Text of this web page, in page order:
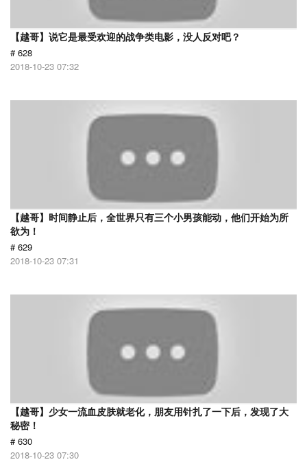
【越哥】说它是最受欢迎的战争类电影，没人反对吧？
# 628
2018-10-23 07:32
【越哥】时间静止后，全世界只有三个小男孩能动，他们开始为所
欲为！
# 629
2018-10-23 07:31
【越哥】少女一流血皮肤就老化，朋友用针扎了一下后，发现了大
秘密！
# 630
2018-10-23 07:30